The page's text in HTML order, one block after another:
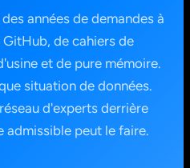
années de demandes à
de cahiers de
et de pure mémoire.
situation de données.
d'experts derrière
admissible peut le faire.